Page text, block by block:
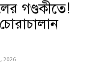
গণ্ডকীতে!
2026